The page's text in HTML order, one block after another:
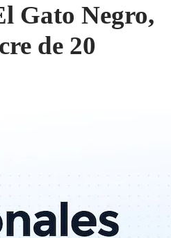
Gato Negro,
de 20